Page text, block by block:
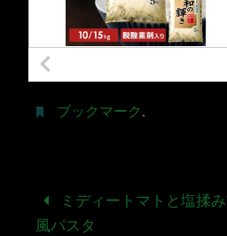
ブックマーク .
ミディートマトと塩揉
風パスタ